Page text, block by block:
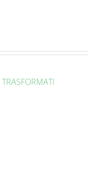
TRASFORMATI